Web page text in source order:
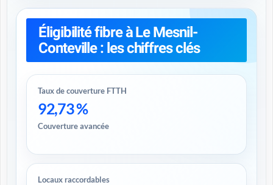
Éligibilité fibre à Le Mesnil-
Conteville : les chiffres clés
Taux de couverture FTTH
92,73 %
Couverture avancée
Locaux raccordables